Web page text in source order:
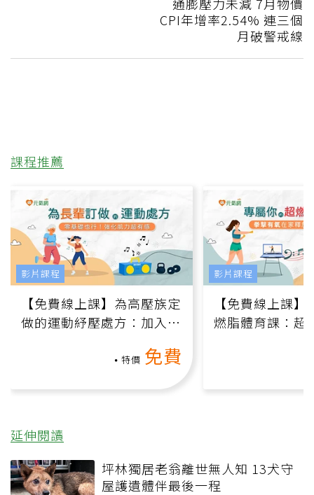
CPI年增率2.54% 連三個
月破警戒線
課程推薦
【免費線上課】為高壓族定
做的運動紓壓處方：加入行
特價 免費
影片課程
【免費線上課
燃脂體育課：超
影片課程
延伸閱讀
坪林獨居老翁離世無人知 13犬守
屋護遺體伴最後一程